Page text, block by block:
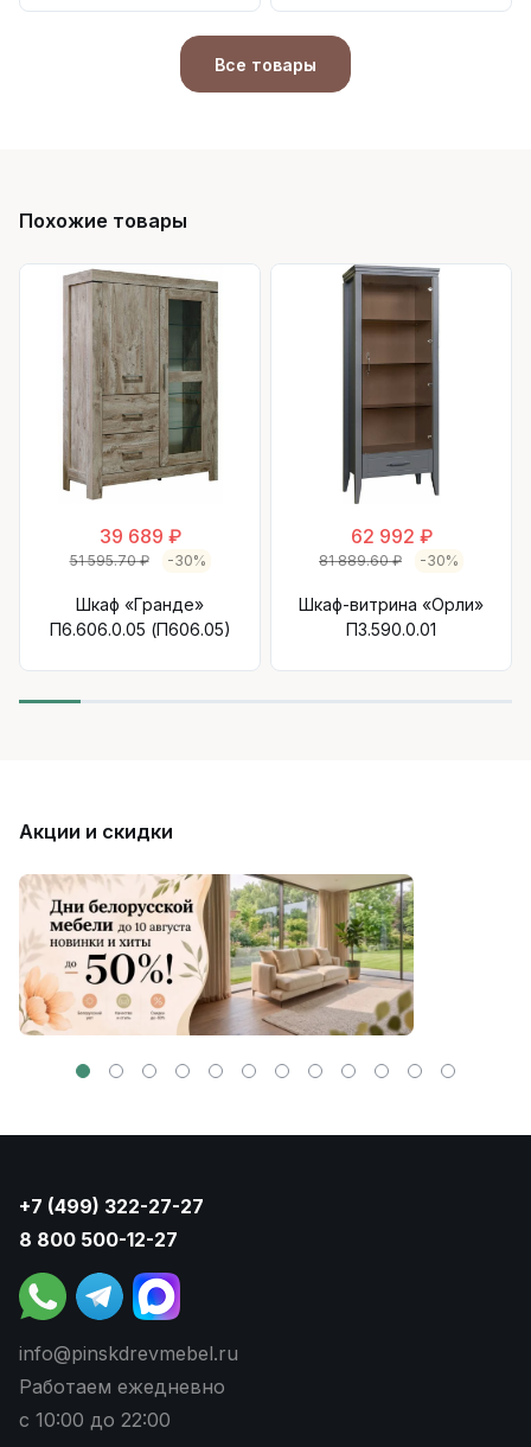
Все товары
Похожие товары
39 689 ₽
51 595.70 ₽ -30%
Шкаф «Гранде»
П6.606.0.05 (П606.05)
62 992 ₽
81 889.60 ₽ -30%
Шкаф-витрина «Орли»
П3.590.0.01
Акции и скидки
+7 (499) 322-27-27
8 800 500-12-27
info@pinskdrevmebel.ru
Работаем ежедневно
с 10:00 до 22:00